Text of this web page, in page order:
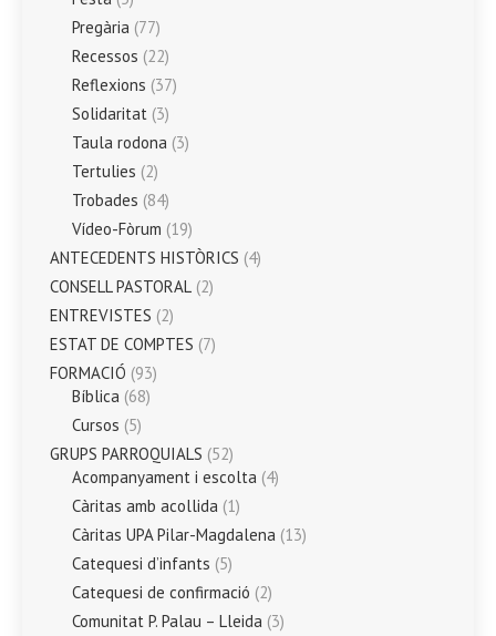
Pregària (77)
Recessos (22)
Reflexions (37)
Solidaritat (3)
Taula rodona (3)
Tertulies (2)
Trobades (84)
Vídeo-Fòrum (19)
ANTECEDENTS HISTÒRICS (4)
CONSELL PASTORAL (2)
ENTREVISTES (2)
ESTAT DE COMPTES (7)
FORMACIÓ (93)
Bíblica (68)
Cursos (5)
GRUPS PARROQUIALS (52)
Acompanyament i escolta (4)
Càritas amb acollida (1)
Càritas UPA Pilar-Magdalena (13)
Catequesi d’infants (5)
Catequesi de confirmació (2)
Comunitat P. Palau – Lleida (3)